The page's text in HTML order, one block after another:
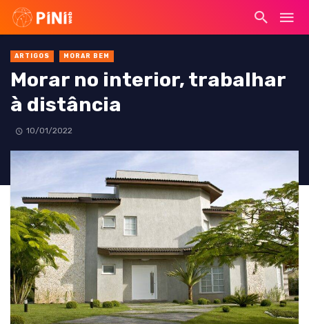
ARTIGOS MORAR BEM
Morar no interior, trabalhar
à distância
10/01/2022